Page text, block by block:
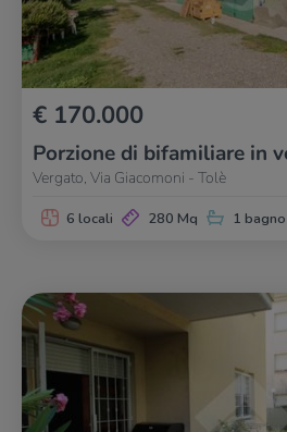
€ 170.000
Porzione di bifamiliare in
Vergato, Via Giacomoni - Tolè
6 locali 280 Mq 1 bagno